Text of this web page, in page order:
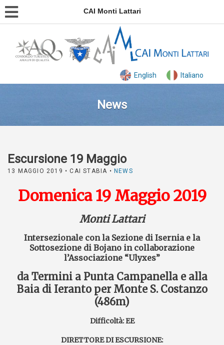
CAI Monti Lattari
English Italiano
News
Escursione 19 Maggio
13 MAGGIO 2019 • CAI STABIA •NEWS
Domenica 19 Maggio 2019
Monti Lattari
Intersezionale con la Sezione di Isernia e la
Sottosezione di Bojano in collaborazione
l’Associazione “Ulyxes”
da Termini a Punta Campanella e alla
Baia di Ieranto per Monte S. Costanzo
(486m)
Difficoltà: EE
DIRETTORE DI ESCURSIONE: